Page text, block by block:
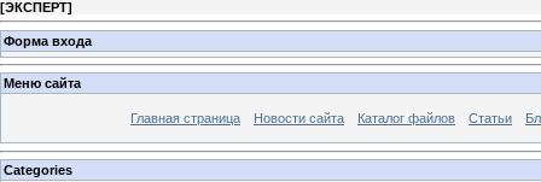
[ЭКСПЕРТ]
Форма входа
Меню сайта
Главная страница Новости сайта Каталог файлов Статьи
Categories